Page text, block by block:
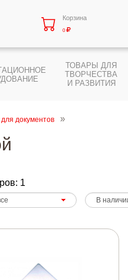
Корзина
0
ТОВАРЫ ДЛЯ
ТВОРЧЕСТВА
И РАЗВИТИЯ
документов
1